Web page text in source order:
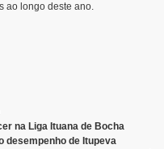
ao longo deste ano.
na Liga Ituana de Bocha
desempenho de Itupeva